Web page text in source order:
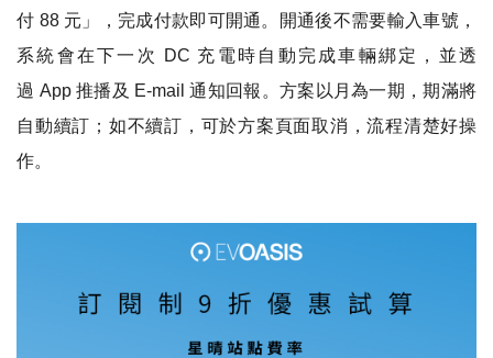
付 88 元」，完成付款即可開通。開通後不需要輸入車號，
系統會在下一次 DC 充電時自動完成車輛綁定，並透
過 App 推播及 E-mail 通知回報。方案以月為一期，期滿將
自動續訂；如不續訂，可於方案頁面取消，流程清楚好操
作。